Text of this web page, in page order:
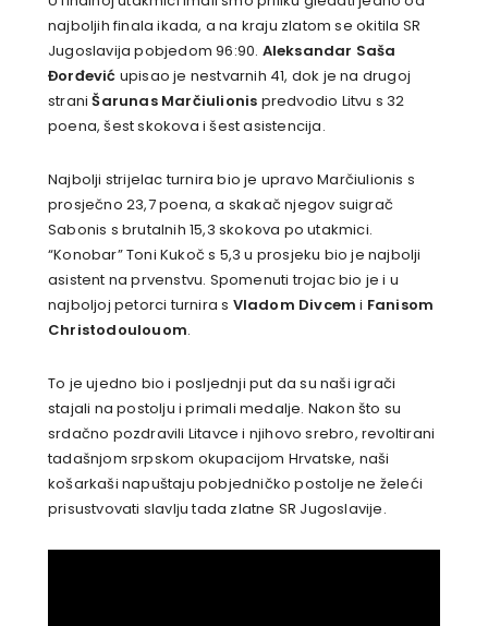
najboljih finala ikada, a na kraju zlatom se okitila SR
Jugoslavija pobjedom 96:90. Aleksandar Saša
Đorđević upisao je nestvarnih 41, dok je na drugoj
straniŠarunas Marčiulionis predvodio Litvu s 32
poena, šest skokova i šest asistencija.
Najbolji strijelac turnira bio je upravo Marčiulionis s
prosječno 23,7 poena, a skakač njegov suigrač
Sabonis s brutalnih 15,3 skokova po utakmici.
“Konobar” Toni Kukoč s 5,3 u prosjeku bio je najbolji
asistent na prvenstvu. Spomenuti trojac bio je i u
najboljoj petorci turnira s Vladom Divcem i Fanisom
Christodoulouom.
To je ujedno bio i posljednji put da su naši igrači
stajali na postolju i primali medalje. Nakon što su
srdačno pozdravili Litavce i njihovo srebro, revoltirani
tadašnjom srpskom okupacijom Hrvatske, naši
košarkaši napuštaju pobjedničko postolje ne želeći
prisustvovati slavlju tada zlatne SR Jugoslavije.